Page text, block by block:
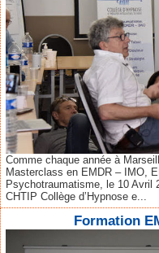
Comme chaque année à
Masterclass en EMDR – IMO,
Psychotraumatisme, le 10 Avril
CHTIP Collège d’Hypnose e...
Formation